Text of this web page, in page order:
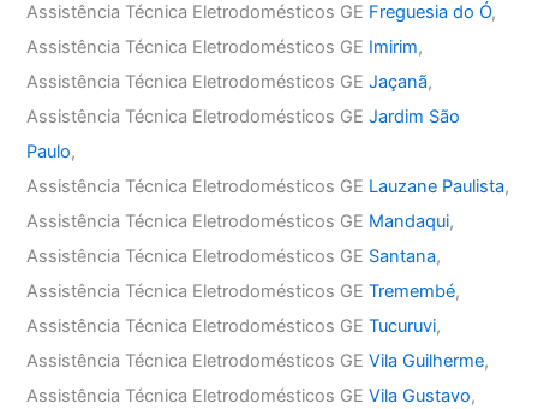
Assistência Técnica Eletrodomésticos GE Freguesia do Ó,
Assistência Técnica Eletrodomésticos GE Imirim,
Assistência Técnica Eletrodomésticos GEJaçanã,
Assistência Técnica Eletrodomésticos GEJardim São
Paulo,
Assistência Técnica Eletrodomésticos GE Lauzane Paulista,
Assistência Técnica Eletrodomésticos GE Mandaqui,
Assistência Técnica Eletrodomésticos GE Santana,
Assistência Técnica Eletrodomésticos GETremembé,
Assistência Técnica Eletrodomésticos GETucuruvi,
Assistência Técnica Eletrodomésticos GEVila Guilherme,
Assistência Técnica Eletrodomésticos GEVila Gustavo,